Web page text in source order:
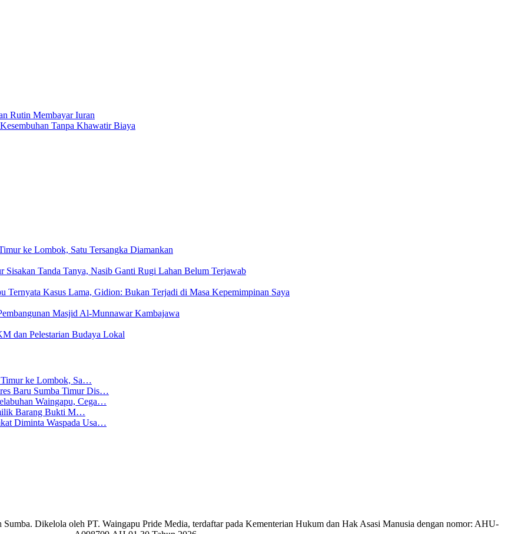
Rutin Membayar Iuran
Tanpa Khawatir Biaya
ke Lombok, Satu Tersangka Diamankan
Tanda Tanya, Nasib Ganti Rugi Lahan Belum Terjawab
Ternyata Kasus Lama, Gidion: Bukan Terjadi di Masa Kepemimpinan Saya
Masjid Al-Munnawar Kambajawa
dan Pelestarian Budaya Lokal
Timur ke Lombok, Sa…
Baru Sumba Timur Dis…
Waingapu, Cega…
Barang Bukti M…
Diminta Waspada Usa…
Dikelola oleh PT. Waingapu Pride Media, terdaftar pada Kementerian Hukum dan Hak Asasi Manusia dengan nomor: AHU-